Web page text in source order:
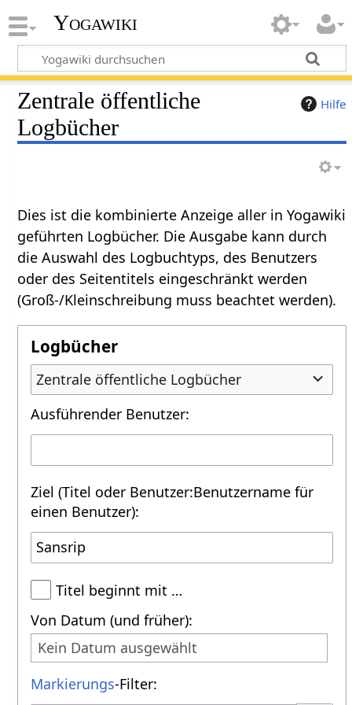
Yogawiki
Hilfe
Zentrale öffentliche
Logbücher
Dies ist die kombinierte Anzeige aller in Yogawiki
geführten Logbücher. Die Ausgabe kann durch
die Auswahl des Logbuchtyps, des Benutzers
oder des Seitentitels eingeschränkt werden
(Groß-/Kleinschreibung muss beachtet werden).
Logbücher
Zentrale öffentliche Logbücher
Ausführender Benutzer:
Ziel (Titel oder Benutzer:Benutzername für
einen Benutzer):
Titel beginnt mit …
Von Datum (und früher):
Kein Datum ausgewählt
Markierungs-Filter: